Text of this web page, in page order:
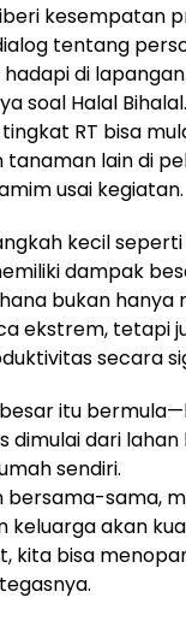
kesempatan
tentang
di lapangan.
soal Halal
RT bisa
tanaman lain di
usai kegiatan.
kecil
dampak
bukan hanya
ekstrem, tetapi
secara
besar itu
dimulai dari lahan
sendiri.
bersama-sama,
keluarga akan
kita bisa